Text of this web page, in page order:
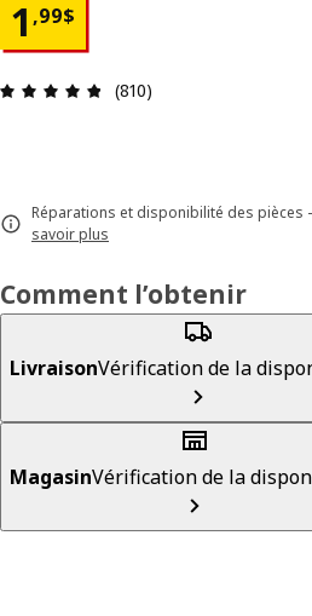
1 ,99$
Prix 1,99$
Avis: 4.8 sur 5 étoiles.
(810)
Réparations et disponibilité des pièces
savoir plus
Comment l’obtenir
LivraisonVérification de la
MagasinVérification de la